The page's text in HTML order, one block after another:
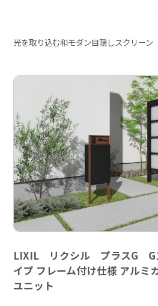
光を取り込む和モダン目隠しスクリーン
LIXIL リクシル プラスG G
イプ フレーム付け仕様 アルミ
ユニット